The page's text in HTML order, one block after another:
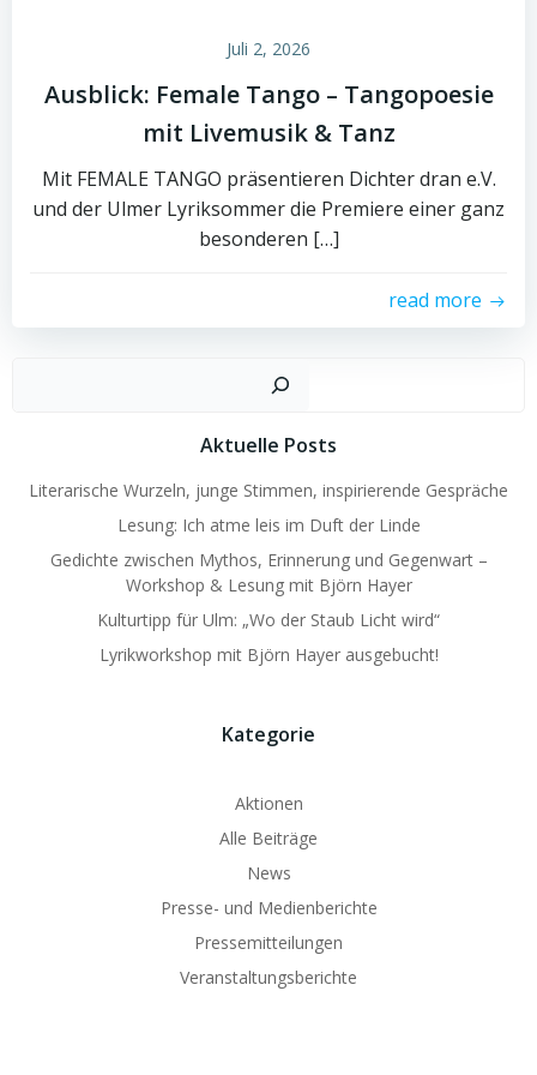
Juli 2, 2026
Ausblick: Female Tango – Tangopoesie
mit Livemusik & Tanz
Mit FEMALE TANGO präsentieren Dichter dran e.V.
und der Ulmer Lyriksommer die Premiere einer ganz
besonderen […]
read more
Aktuelle Posts
Literarische Wurzeln, junge Stimmen, inspirierende Gespräche
Lesung: Ich atme leis im Duft der Linde
Gedichte zwischen Mythos, Erinnerung und Gegenwart –
Workshop & Lesung mit Björn Hayer
Kulturtipp für Ulm: „Wo der Staub Licht wird“
Lyrikworkshop mit Björn Hayer ausgebucht!
Kategorie
Aktionen
Alle Beiträge
News
Presse- und Medienberichte
Pressemitteilungen
Veranstaltungsberichte